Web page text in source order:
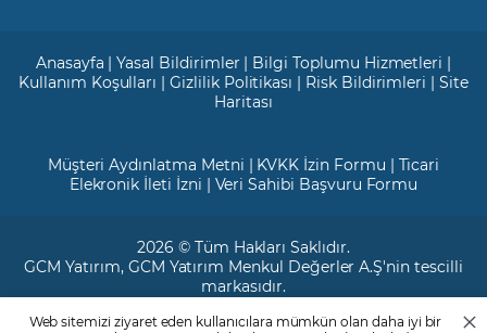
Anasayfa |Yasal Bildirimler | Bilgi Toplumu Hizmetleri |
Kullanım Koşulları |Gizlilik Politikası | Risk Bildirimleri |Site
Haritası
Müşteri Aydınlatma Metni | KVKK İzin Formu | Ticari
Elekronik İleti İzni | Veri Sahibi Başvuru Formu
2026 © Tüm Hakları Saklıdır.
GCM Yatırım, GCM Yatırım Menkul Değerler A.Ş'nin tescilli
markasıdır.
Ticari Sicil No: 799649
Web sitemizi ziyaret eden kullanıcılara mümkün olan daha iyi bir